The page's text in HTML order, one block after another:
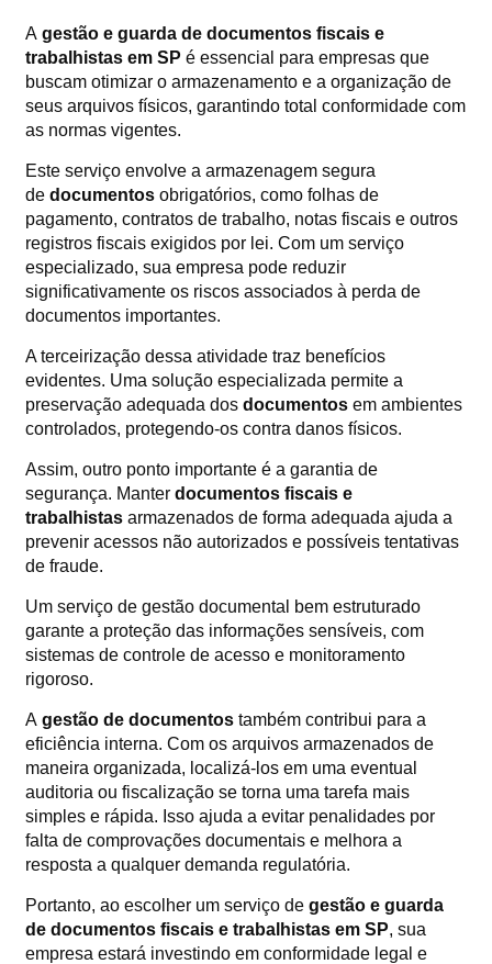
A gestão e guarda de documentos fiscais e
trabalhistas em SP é essencial para empresas que
buscam otimizar o armazenamento e a organização de
seus arquivos físicos, garantindo total conformidade com
as normas vigentes.
Este serviço envolve a armazenagem segura
de documentos obrigatórios, como folhas de
pagamento, contratos de trabalho, notas fiscais e outros
registros fiscais exigidos por lei. Com um serviço
especializado, sua empresa pode reduzir
significativamente os riscos associados à perda de
documentos importantes.
A terceirização dessa atividade traz benefícios
evidentes. Uma solução especializada permite a
preservação adequada dos documentos em ambientes
controlados, protegendo-os contra danos físicos.
Assim, outro ponto importante é a garantia de
segurança. Manter documentos fiscais e
trabalhistas armazenados de forma adequada ajuda a
prevenir acessos não autorizados e possíveis tentativas
de fraude.
Um serviço de gestão documental bem estruturado
garante a proteção das informações sensíveis, com
sistemas de controle de acesso e monitoramento
rigoroso.
A gestão de documentos também contribui para a
eficiência interna. Com os arquivos armazenados de
maneira organizada, localizá-los em uma eventual
auditoria ou fiscalização se torna uma tarefa mais
simples e rápida. Isso ajuda a evitar penalidades por
falta de comprovações documentais e melhora a
resposta a qualquer demanda regulatória.
Portanto, ao escolher um serviço de gestão e guarda
de documentos fiscais e trabalhistas em SP, sua
empresa estará investindo em conformidade legal e